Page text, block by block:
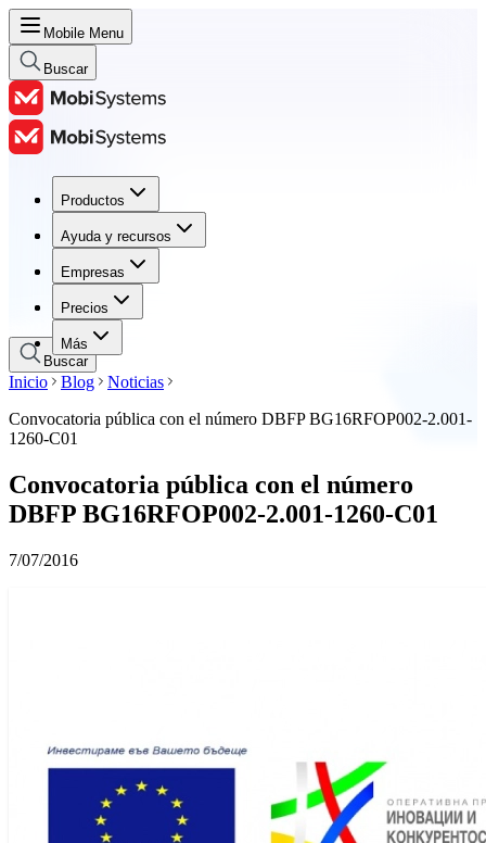
Mobile Menu
Buscar
Productos
Ayuda y recursos
Empresas
Precios
Más
Productos
Ayuda y recursos
Empresas
Precios
Buscar
Inicio Blog
Noticias
Convocatoria pública con el número DBFP BG16RFOP002-2.001-
1260-C01
Convocatoria pública con el número
DBFP BG16RFOP002-2.001-1260-C01
7/07/2016